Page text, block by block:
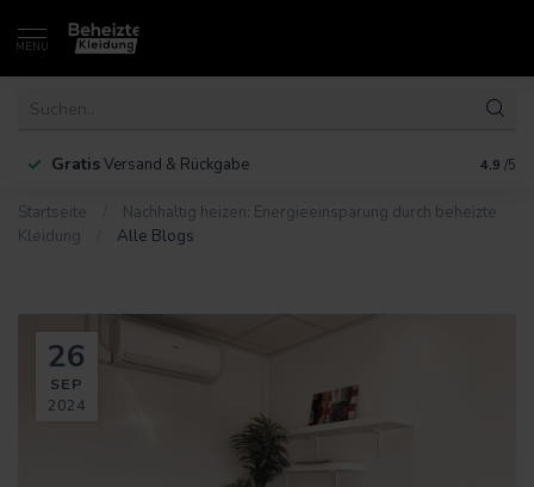
MENU
GratisVersand & Rückgabe 30
4.9 /5
Startseite
Nachhaltig heizen: Energieeinsparung durch beheizte
Kleidung
Alle Blogs
26
SEP
2024